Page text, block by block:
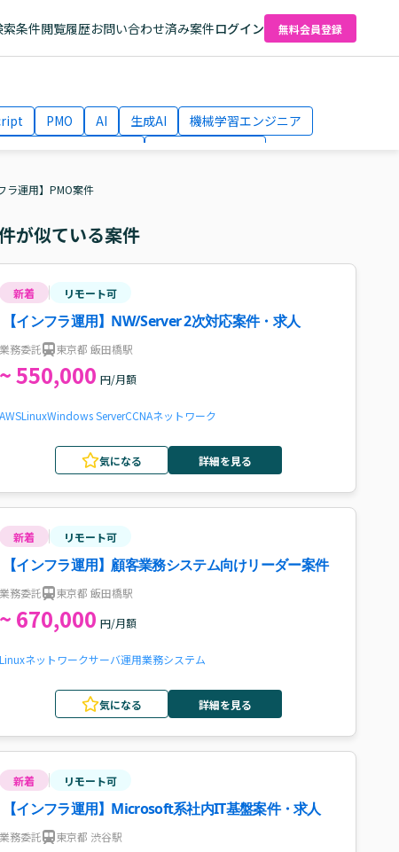
条件閲覧履歴お問い合わせ済み案件ログイン 無料会員登録
PMO AI 生成AI
機械学習エンジニア
ラ運用】PMO案件
が似ている案件
新着 リモート可
【インフラ運用】NW/Server 2次対応案件・求人
業務委託 東京都 飯田橋駅
~ 550,000 円/月額
AWSLinuxWindows ServerCCNAネットワーク
気になる 詳細を見る
新着 リモート可
【インフラ運用】顧客業務システム向けリーダー案件
業務委託 東京都 飯田橋駅
~ 670,000 円/月額
Linuxネットワークサーバ運用業務システム
気になる 詳細を見る
新着 リモート可
【インフラ運用】Microsoft系社内IT基盤案件・求人
業務委託 東京都 渋谷駅